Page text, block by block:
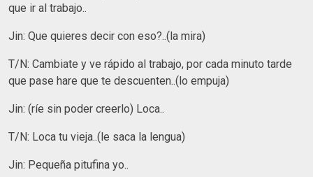
que ir al trabajo..
Jin: Que quieres decir con eso?..(la mira)
T/N: Cambiate y ve rápido al trabajo, por cada minuto tarde
que pase hare que te descuenten..(lo empuja)
Jin: (ríe sin poder creerlo) Loca..
T/N: Loca tu vieja..(le saca la lengua)
Jin: Pequeña pitufina yo..